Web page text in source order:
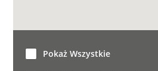
Pokaż Wszystkie